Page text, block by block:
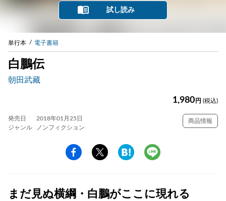
試し読み
単行本 電子書籍
白鵬伝
朝田武藏
1,980 円 (税込)
発売日
2018年01月25日
ジャンル
ノンフィクション
商品情報
まだ見ぬ横綱・白鵬がここに現れる